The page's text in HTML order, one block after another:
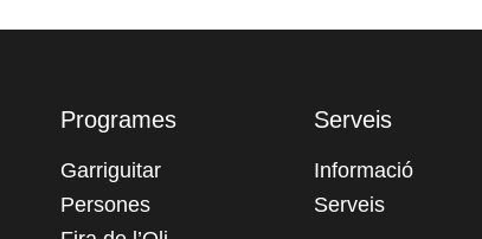
Programes
Garriguitar
Persones
Serveis
Informació
Serveis